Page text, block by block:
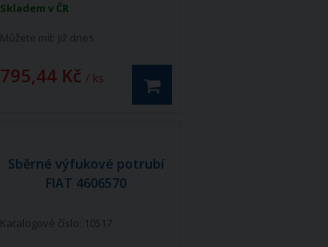
Skladem v ČR
Můžete mít: již dnes
795,44 Kč / ks
Sběrné výfukové potrubí
FIAT 4606570
Katalogové číslo: 10517